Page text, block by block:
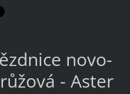
novo-
- Aster